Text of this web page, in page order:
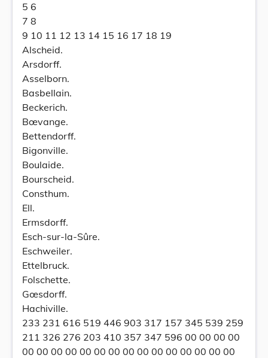
5 6
7 8
9 10 11 12 13 14 15 16 17 18 19
Alscheid.
Arsdorff.
Asselborn.
Basbellain.
Beckerich.
Bœvange.
Bettendorff.
Bigonville.
Boulaide.
Bourscheid.
Consthum.
Ell.
Ermsdorff.
Esch-sur-la-Sûre.
Eschweiler.
Ettelbruck.
Folschette.
Gœsdorff.
Hachiville.
233 231 616 519 446 903 317 157 345 539 259
211 326 276 203 410 357 347 596 00 00 00 00
00 00 00 00 00 00 00 00 00 00 00 00 00 00 00